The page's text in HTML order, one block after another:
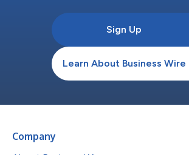
Sign Up
Learn About Business Wire
Company